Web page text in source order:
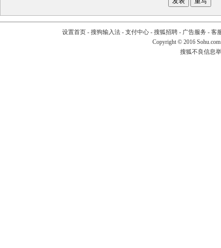
设置首页- 搜狗输入法- 支付中心- 搜狐招聘- 广告服务 - 客
Copyright © 2016
搜狐不良信息